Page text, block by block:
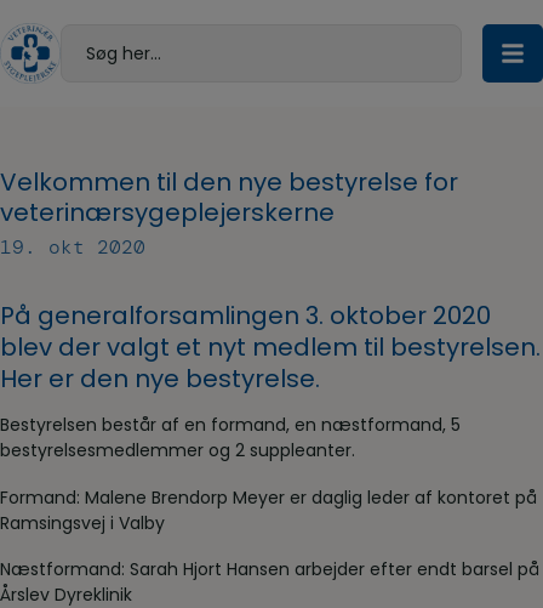
til
indholdet
Søg her...
Velkommen til den nye bestyrelse for
veterinærsygeplejerskerne
19. okt 2020
På generalforsamlingen 3. oktober 2020
blev der valgt et nyt medlem til bestyrelsen.
Her er den nye bestyrelse.
Bestyrelsen består af en formand, en næstformand, 5
bestyrelsesmedlemmer og 2 suppleanter.
Formand: Malene Brendorp Meyer er daglig leder af kontoret på
Ramsingsvej i Valby
Næstformand: Sarah Hjort Hansen arbejder efter endt barsel på
Årslev Dyreklinik